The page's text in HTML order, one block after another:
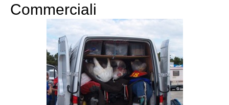
Commerciali